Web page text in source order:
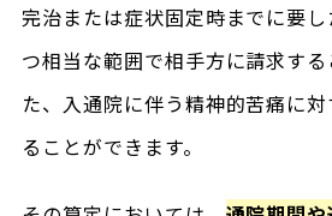
完治または症状固定時までに要
つ相当な範囲で相手方に請求す
た、入通院に伴う精神的苦痛に
ることができます。